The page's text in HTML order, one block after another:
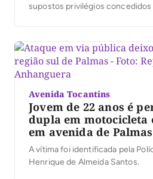
supostos privilégios concedidos
Avenida Tocantins
Jovem de 22 anos é
dupla em motocicleta
em avenida de Palmas
A vítima foi identificada pela
Henrique de Almeida Santos.